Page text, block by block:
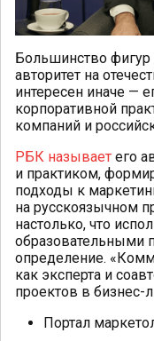
Большинство фигур
авторитет на
интересен иначе —
корпоративной
компаний и
РБК называет его
и практиком,
подходы к
на русскоязычном
настолько, что
образовательными
определение.
как эксперта и
проектов в бизнес-
Портал